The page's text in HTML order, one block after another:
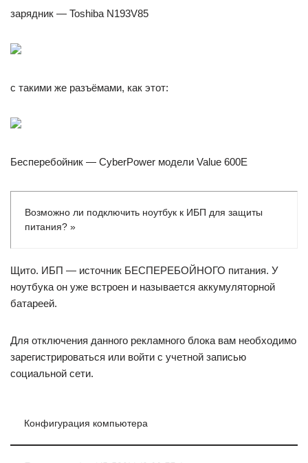
зарядник — Toshiba N193V85
c такими же разъёмами, как этот:
Бесперебойник — CyberPower модели Value 600E
Возможно ли подключить ноутбук к ИБП для защиты
питания? »
Щито. ИБП — источник БЕСПЕРЕБОЙНОГО питания. У
ноутбука он уже встроен и называется аккумуляторной
батареей.
Для отключения данного рекламного блока вам необходимо
зарегистрироваться или войти с учетной записью
социальной сети.
Конфигурация компьютера